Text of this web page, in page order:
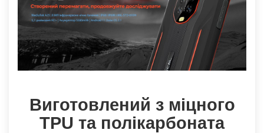
Виготовлений з міцного
TPU та полікарбоната